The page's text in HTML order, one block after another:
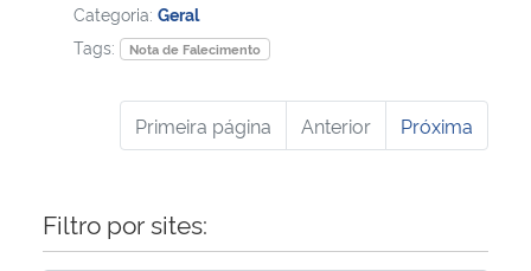
Categoria: Geral
Tags:
Nota de Falecimento
Primeira página Anterior Próxima
Filtro por sites: